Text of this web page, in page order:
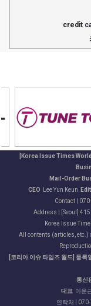
credit
[Korea Issue Times
Mail-Order
CEO Lee Yun Keun
Contact |
Address | [Seoul]
Korea Issue
All contents (articles, etc.)
[코리아 이슈 타임즈 월드] 등록
통신
대표 이윤
연락처 |